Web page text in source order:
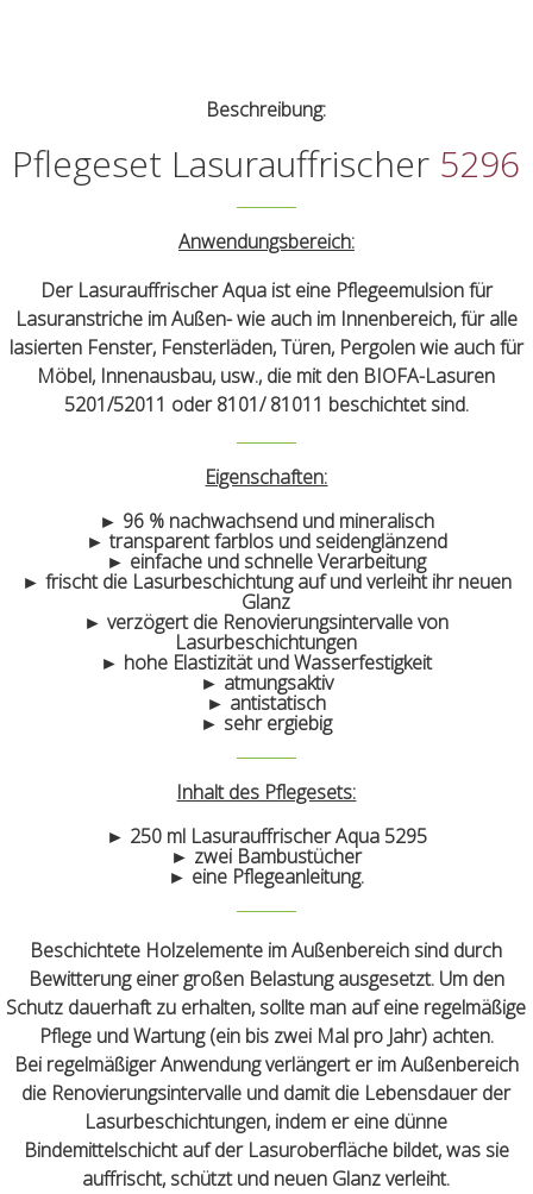
Beschreibung:
Pflegeset Lasurauffrischer 5296
Anwendungsbereich:
Der Lasurauffrischer Aqua ist eine Pflegeemulsion für
Lasuranstriche im Außen- wie auch im Innenbereich, für alle
lasierten Fenster, Fensterläden, Türen, Pergolen wie auch für
Möbel, Innenausbau, usw., die mit den BIOFA-Lasuren
5201/52011 oder 8101/ 81011 beschichtet sind.
Eigenschaften:
► 96 % nachwachsend und mineralisch
► transparent farblos und seidenglänzend
► einfache und schnelle Verarbeitung
► frischt die Lasurbeschichtung auf und verleiht ihr neuen
Glanz
► verzögert die Renovierungsintervalle von
Lasurbeschichtungen
► hohe Elastizität und Wasserfestigkeit
► atmungsaktiv
► antistatisch
► sehr ergiebig
Inhalt des Pflegesets:
► 250 ml Lasurauffrischer Aqua 5295
► zwei Bambustücher
► eine Pflegeanleitung.
Beschichtete Holzelemente im Außenbereich sind durch
Bewitterung einer großen Belastung ausgesetzt. Um den
Schutz dauerhaft zu erhalten, sollte man auf eine regelmäßige
Pflege und Wartung (ein bis zwei Mal pro Jahr) achten.
Bei regelmäßiger Anwendung verlängert er im Außenbereich
die Renovierungsintervalle und damit die Lebensdauer der
Lasurbeschichtungen, indem er eine dünne
Bindemittelschicht auf der Lasuroberfläche bildet, was sie
auffrischt, schützt und neuen Glanz verleiht.